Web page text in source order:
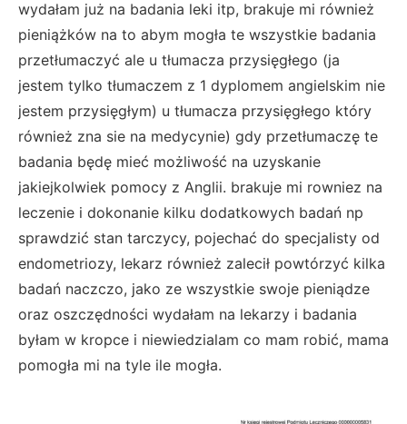
wydałam już na badania leki itp, brakuje mi również
pieniążków na to abym mogła te wszystkie badania
przetłumaczyć ale u tłumacza przysięgłego (ja
jestem tylko tłumaczem z 1 dyplomem angielskim nie
jestem przysięgłym) u tłumacza przysięgłego który
również zna sie na medycynie) gdy przetłumaczę te
badania będę mieć możliwość na uzyskanie
jakiejkolwiek pomocy z Anglii. brakuje mi rowniez na
leczenie i dokonanie kilku dodatkowych badań np
sprawdzić stan tarczycy, pojechać do specjalisty od
endometriozy, lekarz również zalecił powtórzyć kilka
badań naczczo, jako ze wszystkie swoje pieniądze
oraz oszczędności wydałam na lekarzy i badania
byłam w kropce i niewiedzialam co mam robić, mama
pomogła mi na tyle ile mogła.